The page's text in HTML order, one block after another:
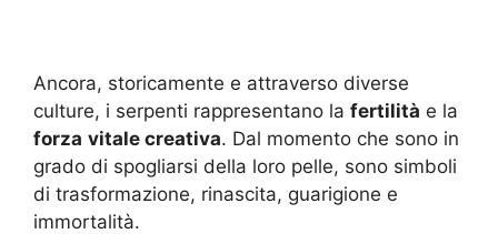
Ancora, storicamente e attraverso diverse
culture, i serpenti rappresentano la fertilità e la
forza vitale creativa. Dal momento che sono in
grado di spogliarsi della loro pelle, sono simboli
di trasformazione, rinascita, guarigione e
immortalità.